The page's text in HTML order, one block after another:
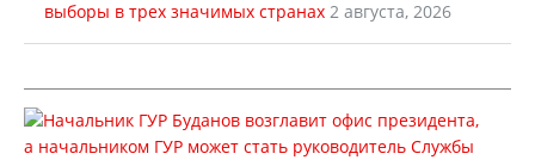
выборы в трех значимых странах 2 августа, 2026